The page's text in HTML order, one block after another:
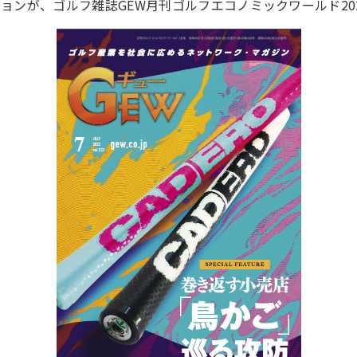
ンが、ゴルフ雑誌GEW月刊ゴルフエコノミックワールド